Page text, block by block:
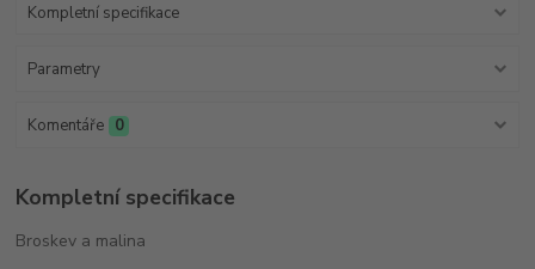
Kompletní specifikace
Parametry
Komentáře 0
Kompletní specifikace
Broskev a malina